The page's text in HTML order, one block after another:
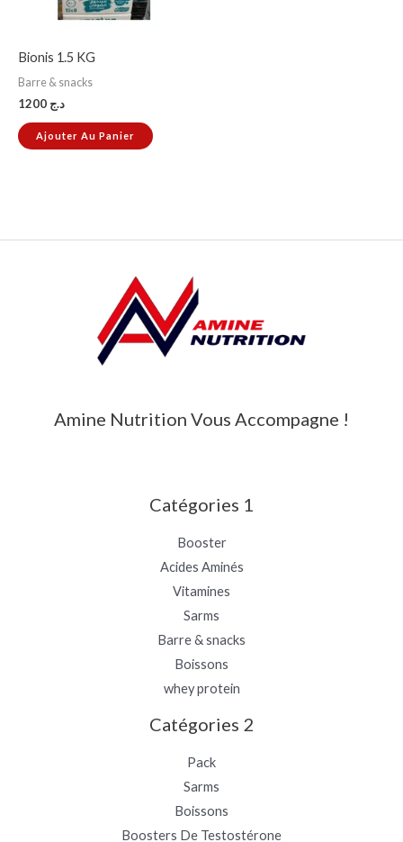
Bionis 1.5 KG
Barre & snacks
د.ج
Ajouter Au Panier
Amine Nutrition Vous Accompagne !
Catégories 1
Booster
Acides Aminés
Vitamines
Sarms
Barre & snacks
Boissons
whey protein
Catégories 2
Pack
Sarms
Boissons
Boosters De Testostérone